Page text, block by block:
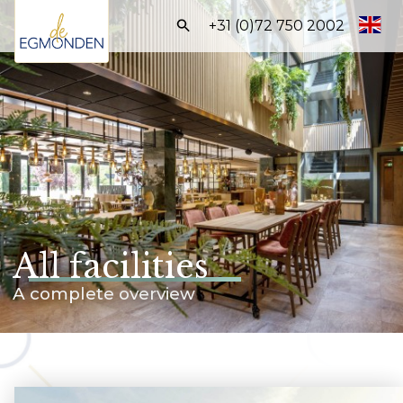
+31 (0)72 750 2002
Homepage
Apartment
Packages
Facilities
Care
Info
BOOK DIRECTLY
All facilities
A complete overview